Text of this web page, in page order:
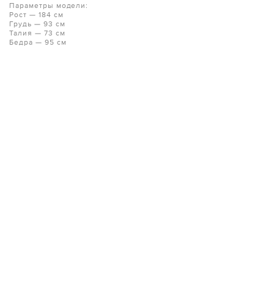
Параметры модели:
Рост — 184 см
Грудь — 93 см
Талия — 73 см
Бедра — 95 см